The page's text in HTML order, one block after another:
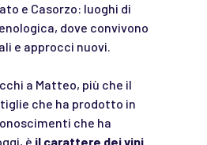
e Casorzo: luoghi di
dove convivono
e approcci nuovi.
a Matteo, più che il
che ha prodotto in
che ha
è il carattere dei vini